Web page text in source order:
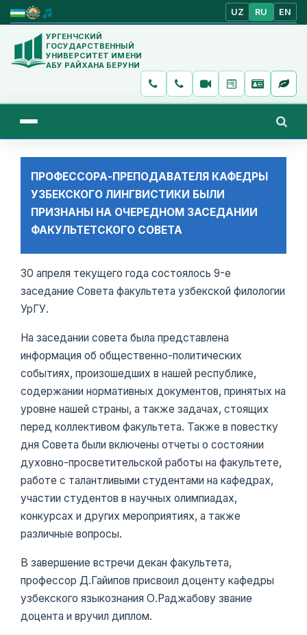
UZ RU EN
УРГЕНЧСКИЙ
ГОСУДАРСТВЕННЫЙ
УНИВЕРСИТЕТ ИМЕНИ
АБУ РАЙХАНА БЕРУНИ
ПРОФЕССОРА-ПРЕПОДАВАТЕЛЯ КАФЕДРЫ
УЗБЕКСКОГО ЛИНГВИСТИКИ БЫЛИ
ПРИЗНАНЫ НА ОЧЕРЕДНОМ ЗАСЕДАНИИ
ФАКУЛЬТЕТСКОГО СОВЕТА
30 апреля текущего года состоялось 9-е
заседание Совета факультета узбекской филологии
УрГУ.
На заседании совета была представлена ​​
информация об общественно-политических
событиях, произошедших в нашей республике,
содержании нормативных документов, принятых на
уровне нашей страны, а также задачах, стоящих
перед коллективом факультета. Также в повестку
дня Совета были включены отчеты о состоянии
духовно-просветительской работы на факультете,
работе с талантливыми студентами на кафедрах,
участии студентов в научных олимпиадах,
конкурсах и других мероприятиях, а также
различные вопросы.
В завершение встречи декан факультета,
профессор Д.Гайипов присвоил доценту кафедры
узбекского языкознания О.Раджабову звание
доцента и вручил диплом.